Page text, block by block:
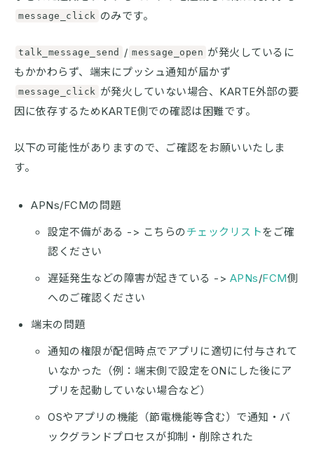
message_click のみです。
talk_message_send / message_open が発火しているに
もかかわらず、端末にプッシュ通知が届かず
message_click が発火していない場合、KARTE外部の要
因に依存するためKARTE側での確認は困難です。
以下の可能性がありますので、ご確認をお願いいたしま
す。
APNs/FCMの問題
設定不備がある -> こちらのチェックリストをご確
認ください
遅延発生などの障害が起きている -> APNs/FCM側
へのご確認ください
端末の問題
通知の権限が配信時点でアプリに適切に付与されて
いなかった（例：端末側で設定をONにした後にア
プリを起動していない場合など）
OSやアプリの機能（節電機能等含む）で通知・バ
ックグランドプロセスが抑制・削除された